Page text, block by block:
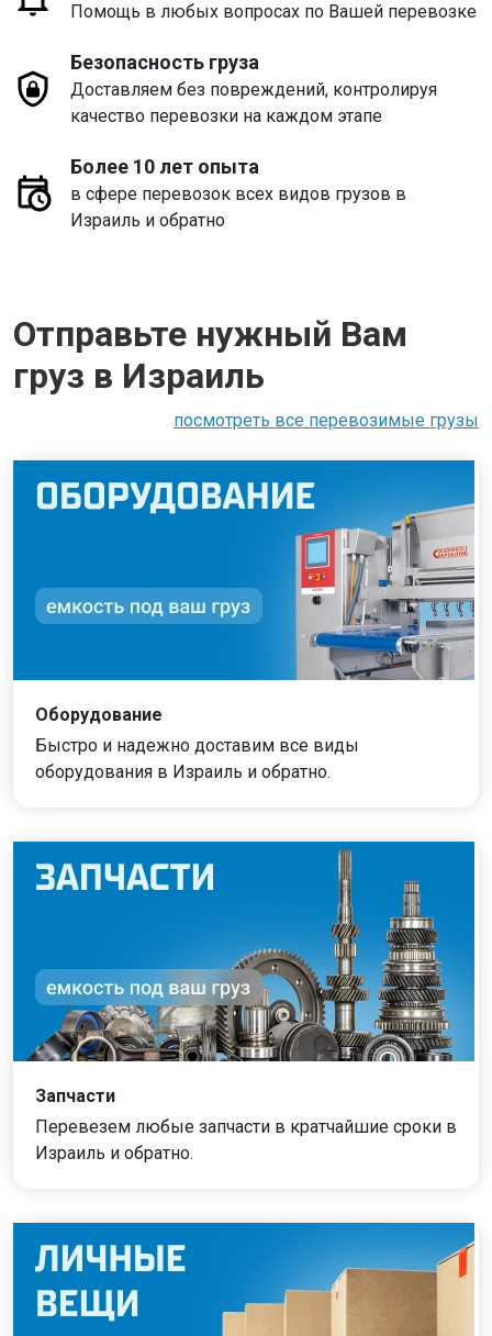
Помощь в любых вопросах по Вашей перевозке
Безопасность груза
Доставляем без повреждений, контролируя
качество перевозки на каждом этапе
Более 10 лет опыта
в сфере перевозок всех видов грузов в
Израиль и обратно
Отправьте нужный Вам
груз в Израиль
посмотреть все перевозимые грузы
Оборудование
Быстро и надежно доставим все виды
оборудования в Израиль и обратно.
Запчасти
Перевезем любые запчасти в кратчайшие сроки в
Израиль и обратно.